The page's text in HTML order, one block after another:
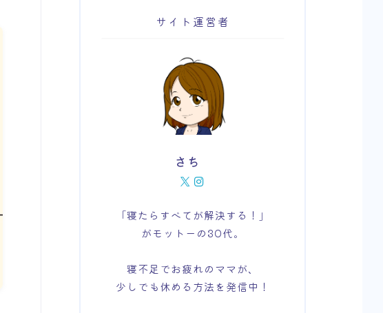
サイト運営者
さち
「寝たらすべてが解決する！」
がモットーの30代。
寝不足でお疲れのママが、
少しでも休める方法を発信中！